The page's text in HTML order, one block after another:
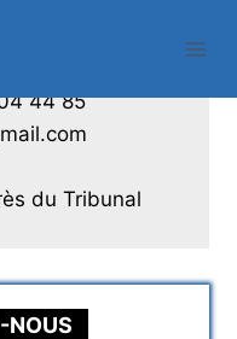
44 85
du Tribunal
NOUS